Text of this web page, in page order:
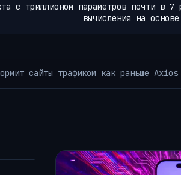
с триллионом параметров почти в
вычисления на
ИЗ TELEGRAM~ ИИ уже стал нормой в